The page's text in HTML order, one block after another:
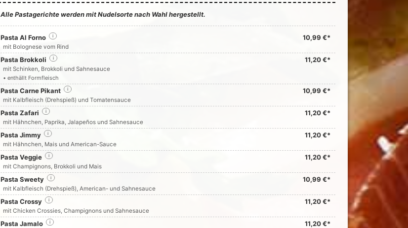
Alle Pastagerichte werden mit Nudelsorte nach Wahl hergestellt.
Pasta Al Forno 10,99 €*
i
mit Bolognese vom Rind
Pasta Brokkoli 11,20 €*
i
mit Schinken, Brokkoli und Sahnesauce
• enthällt Formfleisch
Pasta Carne Pikant 10,99 €*
i
mit Kalbfleisch (Drehspieß) und Tomatensauce
Pasta Zafari 11,20 €*
i
mit Hähnchen, Paprika, Jalapeños und Sahnesauce
Pasta Jimmy 11,20 €*
i
mit Hähnchen, Mais und American-Sauce
Pasta Veggie 11,20 €*
i
mit Champignons, Brokkoli und Mais
Pasta Sweety 10,99 €*
i
mit Kalbfleisch (Drehspieß), American- und Sahnesauce
Pasta Crossy 11,20 €*
i
mit Chicken Crossies, Champignons und Sahnesauce
Pasta Jamalo 11,20 €*
i